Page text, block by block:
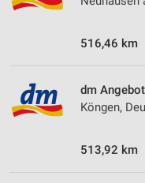
516,46 km
dm
Köngen,
513,92 km